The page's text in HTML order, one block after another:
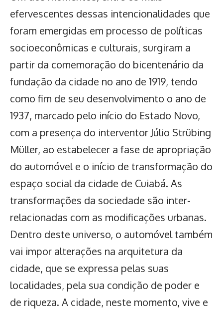
efervescentes dessas intencionalidades que
foram emergidas em processo de políticas
socioeconômicas e culturais, surgiram a
partir da comemoração do bicentenário da
fundação da cidade no ano de 1919, tendo
como fim de seu desenvolvimento o ano de
1937, marcado pelo início do Estado Novo,
com a presença do interventor Júlio Strübing
Müller, ao estabelecer a fase de apropriação
do automóvel e o início de transformação do
espaço social da cidade de Cuiabá. As
transformações da sociedade são inter-
relacionadas com as modificações urbanas.
Dentro deste universo, o automóvel também
vai impor alterações na arquitetura da
cidade, que se expressa pelas suas
localidades, pela sua condição de poder e
de riqueza. A cidade, neste momento, vive e